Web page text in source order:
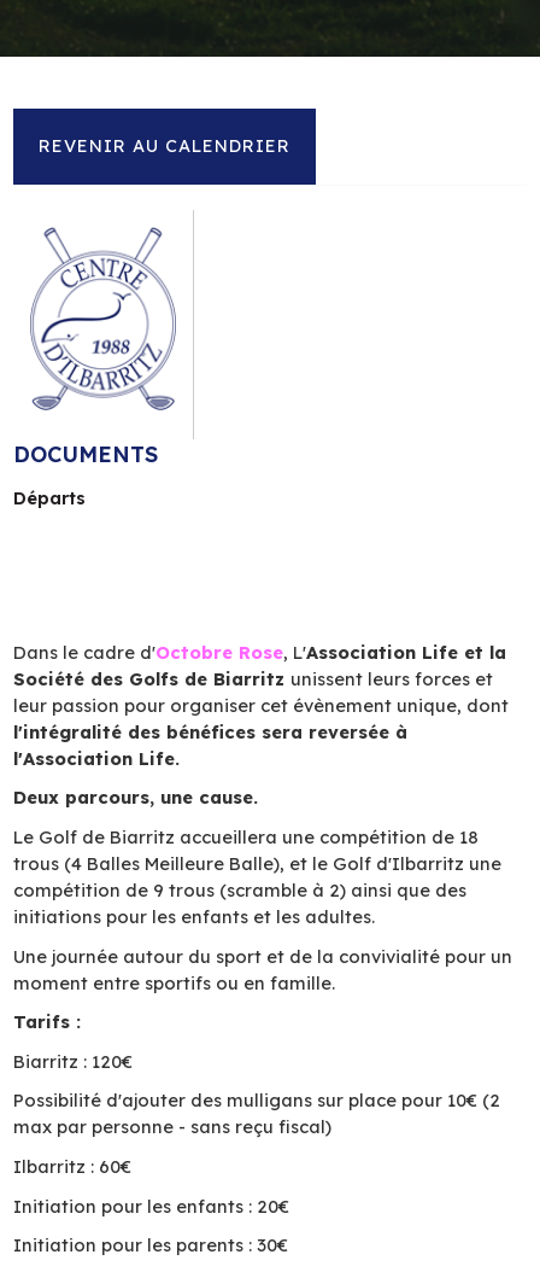
REVENIR AU CALENDRIER
DOCUMENTS
Départs
Dans le cadre d'Octobre Rose, L'Association Life et la
Société des Golfs de Biarritz unissent leurs forces et
leur passion pour organiser cet évènement unique, dont
l'intégralité des bénéfices sera reversée à
l'Association Life.
Deux parcours, une cause.
Le Golf de Biarritz accueillera une compétition de 18
trous (4 Balles Meilleure Balle), et le Golf d'Ilbarritz une
compétition de 9 trous (scramble à 2) ainsi que des
initiations pour les enfants et les adultes.
Une journée autour du sport et de la convivialité pour un
moment entre sportifs ou en famille.
Tarifs :
Biarritz : 120€
Possibilité d'ajouter des mulligans sur place pour 10€ (2
max par personne - sans reçu fiscal)
Ilbarritz : 60€
Initiation pour les enfants : 20€
Initiation pour les parents : 30€